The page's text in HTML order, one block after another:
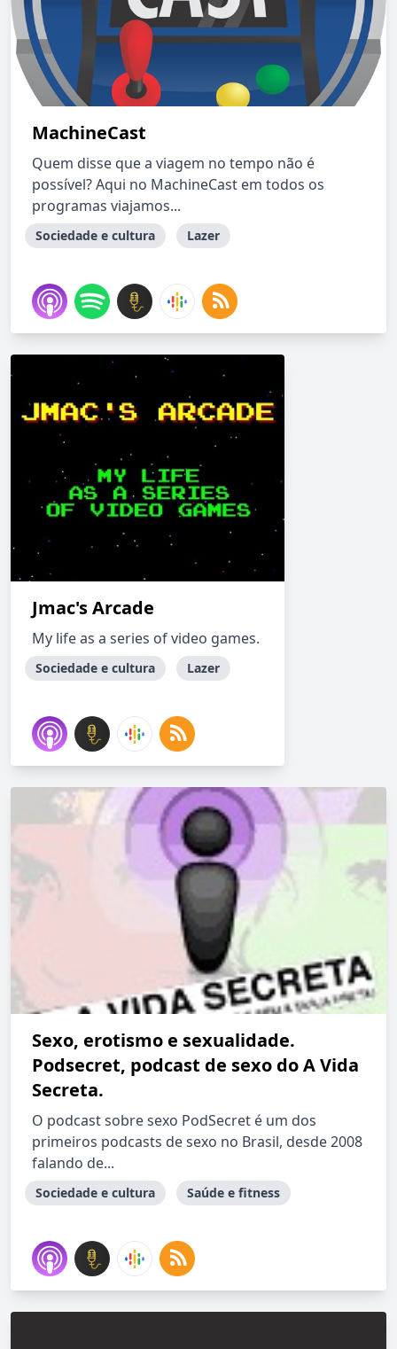
MachineCast
Quem disse que a viagem no tempo não é
possível? Aqui no MachineCast em todos os
programas viajamos...
Sociedade e cultura Lazer
Jmac's Arcade
My life as a series of video games.
Sociedade e cultura Lazer
Sexo, erotismo e sexualidade.
Podsecret, podcast de sexo do A Vida
Secreta.
O podcast sobre sexo PodSecret é um dos
primeiros podcasts de sexo no Brasil, desde 2008
falando de...
Sociedade e cultura Saúde e fitness